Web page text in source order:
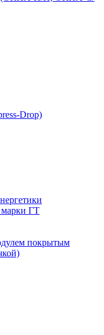
Drop)
марки ГТ
покрытым